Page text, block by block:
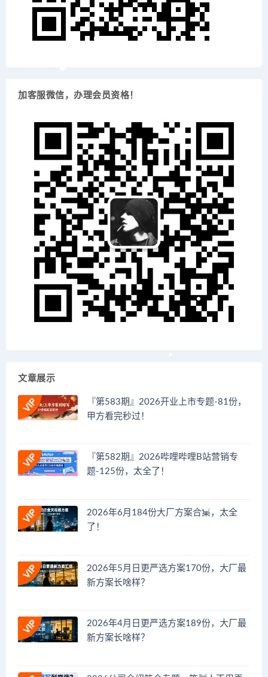
加客服微信，办理会员资格！
文章展示
『第583期』2026开业上市专题-81份，
甲方看完秒过！
『第582期』2026哔哩哔哩B站营销专
题-125份，太全了！
2026年6月184份大厂方案合集，太全
了！
2026年5月日更严选方案170份，大厂最
新方案长啥样？
2026年4月日更严选方案189份，大厂最
新方案长啥样？